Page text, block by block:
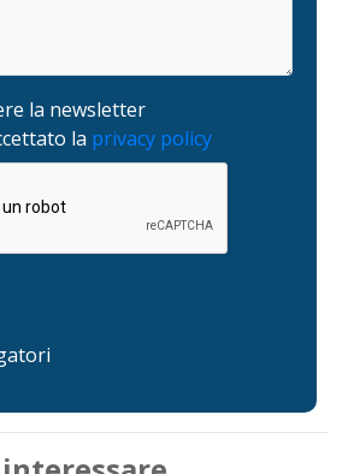
la newsletter
la privacy policy